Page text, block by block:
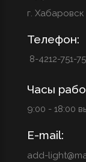
г.
Телефон:
8-4212-751-
Часы
9:00 - 18:00
E-mail:
add-